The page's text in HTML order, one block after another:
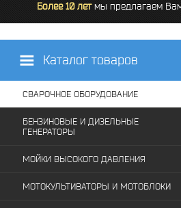
Более 10 летмы предлагаем
Каталог товаров
СВАРОЧНОЕ ОБОРУДОВАНИЕ
БЕНЗИНОВЫЕ И ДИЗЕЛЬНЫЕ
ГЕНЕРАТОРЫ
МОЙКИ ВЫСОКОГО ДАВЛЕНИЯ
МОТОКУЛЬТИВАТОРЫ И МОТОБЛОКИ